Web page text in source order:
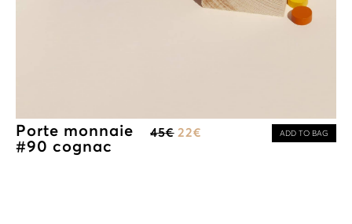
Porte monnaie
#90 cognac
45€ 22€ ADD TO BAG